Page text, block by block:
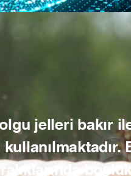
jelleri bakır